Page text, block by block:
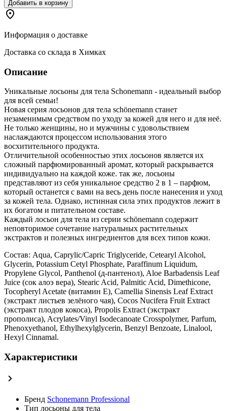
Добавить в корзину
Информация о доставке
Доставка со склада в Химках
Описание
Уникальные лосьоны для тела Schonemann - идеальный выбор
для всей семьи!
Новая серия лосьонов для тела schönemann станет
незаменимым средством по уходу за кожей для него и для неё.
Не только женщины, но и мужчины с удовольствием
наслаждаются процессом использования этого
восхитительного продукта.
Отличительной особенностью этих лосьонов является их
сложный парфюмированный аромат, который раскрывается
индивидуально на каждой коже. так же, лосьоны
представляют из себя уникальное средство 2 в 1 – парфюм,
который останется с вами на весь день после нанесения и уход
за кожей тела. Однако, истинная сила этих продуктов лежит в
их богатом и питательном составе.
Каждый лосьон для тела из серии schönemann содержит
неповторимое сочетание натуральных растительных
экстрактов и полезных ингредиентов для всех типов кожи.
Состав: Aqua, Caprylic/Capric Triglyceride, Cetearyl Alcohol,
Glycerin, Potassium Cetyl Phosphate, Paraffinum Liquidum,
Propylene Glycol, Panthenol (д-пантенол), Aloe Barbadensis Leaf
Juice (сок алоэ вера), Stearic Acid, Palmitic Acid, Dimethicone,
Tocopheryl Acetate (витамин Е), Camellia Sinensis Leaf Extract
(экстракт листьев зелёного чая), Cocos Nucifera Fruit Extract
(экстракт плодов кокоса), Propolis Extract (экстракт
прополиса), Acrylates/Vinyl Isodecanoate Crosspolymer, Parfum,
Phenoxyethanol, Ethylhexylglycerin, Benzyl Benzoate, Linalool,
Hexyl Cinnamal.
Характеристики
Бренд Schonemann Professional
Тип лосьоны для тела